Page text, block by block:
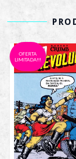
OFERTA
LIMITADA!!!